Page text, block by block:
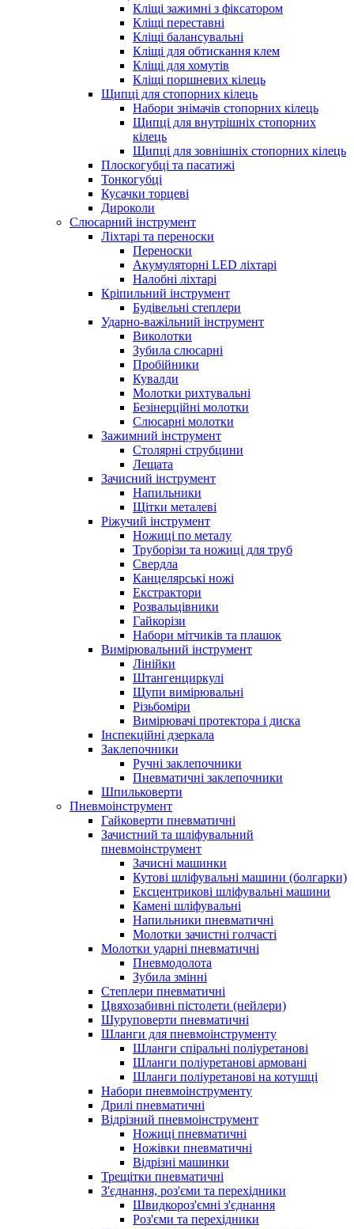
Кліщі зажимні з фіксатором
Кліщі переставні
Кліщі балансувальні
Кліщі для обтискання клем
Кліщі для хомутів
Кліщі поршневих кілець
Щипці для стопорних кілець
Набори знімачів стопорних кілець
Щипці для внутрішніх стопорних
кілець
Щипці для зовнішніх стопорних кілець
Плоскогубці та пасатижі
Тонкогубці
Кусачки торцеві
Дироколи
Слюсарний інструмент
Ліхтарі та переноски
Переноски
Акумуляторні LED ліхтарі
Налобні ліхтарі
Кріпильний інструмент
Будівельні степлери
Ударно-важільний інструмент
Виколотки
Зубила слюсарні
Пробійники
Кувалди
Молотки рихтувальні
Безінерційні молотки
Слюсарні молотки
Зажимний інструмент
Столярні струбцини
Лещата
Зачисний інструмент
Напильники
Щітки металеві
Ріжучий інструмент
Ножиці по металу
Труборізи та ножиці для труб
Свердла
Канцелярські ножі
Екстрактори
Розвальцівники
Гайкорізи
Набори мітчиків та плашок
Вимірювальний інструмент
Лінійки
Штангенциркулі
Щупи вимірювальні
Різьбоміри
Вимірювачі протектора і диска
Інспекційні дзеркала
Заклепочники
Ручні заклепочники
Пневматичні заклепочники
Шпильковерти
Пневмоінструмент
Гайковерти пневматичні
Зачистний та шліфувальний
пневмоінструмент
Зачисні машинки
Кутові шліфувальні машини (болгарки)
Ексцентрикові шліфувальні машини
Камені шліфувальні
Напильники пневматичні
Молотки зачистні голчасті
Молотки ударні пневматичні
Пневмодолота
Зубила змінні
Степлери пневматичні
Цвяхозабивні пістолети (нейлери)
Шуруповерти пневматичні
Шланги для пневмоінструменту
Шланги спіральні поліуретанові
Шланги поліуретанові армовані
Шланги поліуретанові на котушці
Набори пневмоінструменту
Дрилі пневматичні
Відрізний пневмоінструмент
Ножиці пневматичні
Ножівки пневматичні
Відрізні машинки
Трещітки пневматичні
З'єднання, роз'єми та перехідники
Швидкороз'ємні з'єднання
Роз'єми та перехідники